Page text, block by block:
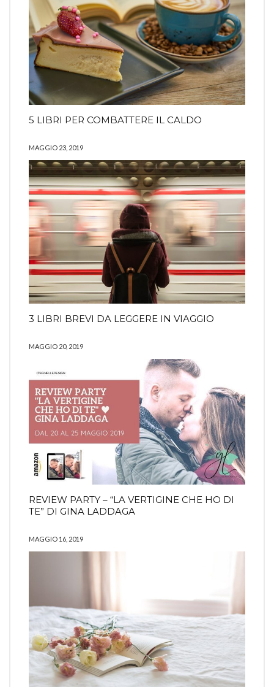
5 LIBRI PER COMBATTERE IL CALDO
MAGGIO 23, 2019
3 LIBRI BREVI DA LEGGERE IN VIAGGIO
MAGGIO 20, 2019
REVIEW PARTY – “LA VERTIGINE CHE HO DI
TE” DI GINA LADDAGA
MAGGIO 16, 2019